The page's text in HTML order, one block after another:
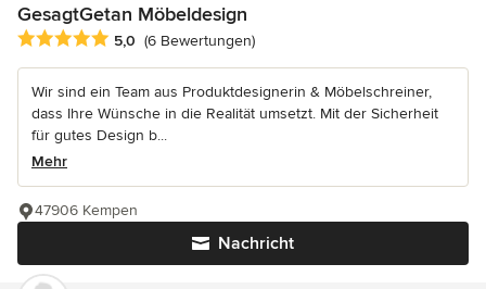
GesagtGetan Möbeldesign
Durchschnittliche Bewertung: 5 von 5 Sternen
5,0 (6 Bewertungen)
Wir sind ein Team aus Produktdesignerin & Möbelschreiner,
dass Ihre Wünsche in die Realität umsetzt. Mit der Sicherheit
für gutes Design b...
Mehr
Nachricht
47906 Kempen